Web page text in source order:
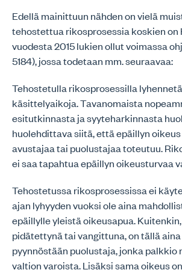
Edellä mainittuun nähden on vielä
tehostettua rikosprosessia koskien on
vuodesta 2015 lukien ollut voimassa
5184), jossa todetaan mm. seuraavaa:
Tehostetulla rikosprosessilla
käsittelyaikoja. Tavanomaista
esitutkinnasta ja syyteharkinnasta
huolehdittava siitä, että epäillyn
avustajaa tai puolustajaa toteutuu.
ei saa tapahtua epäillyn oikeusturvaa
Tehostetussa rikosprosessissa ei
ajan lyhyyden vuoksi ole aina
epäillylle yleistä oikeusapua.
pidätettynä tai vangittuna, on tällä
pyynnöstään puolustaja, jonka palkkio
valtion varoista. Lisäksi sama oikeus